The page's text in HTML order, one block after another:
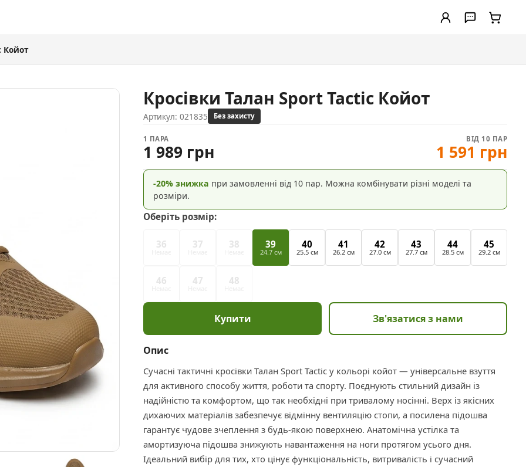
Койот
Кросівки Талан Sport Tactic Койот
Артикул: 021835 Без захисту
1 ПАРА
1 989 грн
ВІД 10 ПАР
1 591 грн
-20% знижка при замовленні від 10 пар. Можна комбінувати різні моделі та
розміри.
Оберіть розмір:
36 37 38 39
24.7 см
40
25.5 см
41
26.2 см
42
27.0 см
43
27.7 см
44
28.5 см
45
29.2 см
46 47 48
Купити Зв'язатися з нами
Опис
Сучасні тактичні кросівки Талан Sport Tactic у кольорі койот — універсальне взуття
для активного способу життя, роботи та спорту. Поєднують стильний дизайн із
надійністю та комфортом, що так необхідні при тривалому носінні. Верх із якісних
дихаючих матеріалів забезпечує відмінну вентиляцію стопи, а посилена підошва
гарантує чудове зчеплення з будь-якою поверхнею. Анатомічна устілка та
амортизуюча підошва знижують навантаження на ноги протягом усього дня.
Ідеальний вибір для тих, хто цінує функціональність, витривалість і сучасний